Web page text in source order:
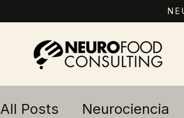
All Posts Neurociencia